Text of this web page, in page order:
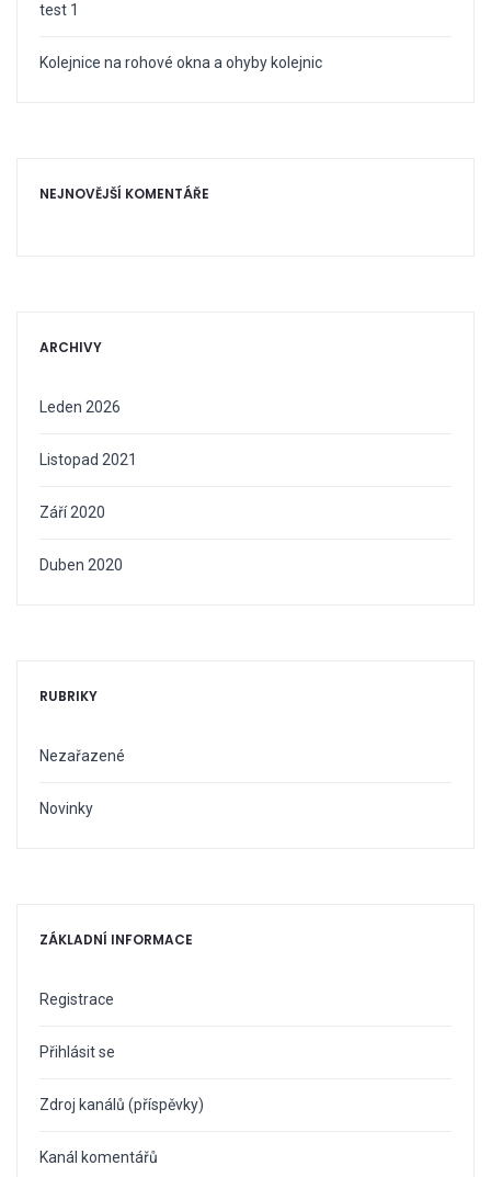
test 1
Kolejnice na rohové okna a ohyby kolejnic
NEJNOVĚJŠÍ KOMENTÁŘE
ARCHIVY
Leden 2026
Listopad 2021
Září 2020
Duben 2020
RUBRIKY
Nezařazené
Novinky
ZÁKLADNÍ INFORMACE
Registrace
Přihlásit se
Zdroj kanálů (příspěvky)
Kanál komentářů